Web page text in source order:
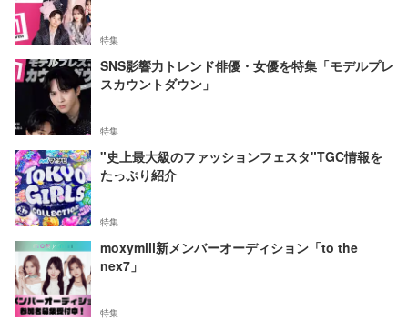
特集
SNS影響力トレンド俳優・女優を特集「モデルプレ
スカウントダウン」
特集
"史上最大級のファッションフェスタ"TGC情報を
たっぷり紹介
特集
moxymill新メンバーオーディション「to the
nex7」
特集